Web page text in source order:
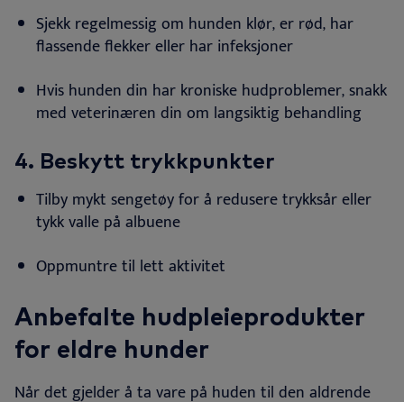
Sjekk regelmessig om hunden klør, er rød, har
flassende flekker eller har infeksjoner
Hvis hunden din har kroniske hudproblemer, snakk
med veterinæren din om langsiktig behandling
4. Beskytt trykkpunkter
Tilby mykt sengetøy for å redusere trykksår eller
tykk valle på albuene
Oppmuntre til lett aktivitet
Anbefalte hudpleieprodukter
for eldre hunder
Når det gjelder å ta vare på huden til den aldrende